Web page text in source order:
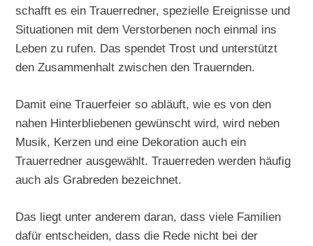
schafft es ein Trauerredner, spezielle Ereignisse und
Situationen mit dem Verstorbenen noch einmal ins
Leben zu rufen. Das spendet Trost und unterstützt
den Zusammenhalt zwischen den Trauernden.
Damit eine Trauerfeier so abläuft, wie es von den
nahen Hinterbliebenen gewünscht wird, wird neben
Musik, Kerzen und eine Dekoration auch ein
Trauerredner ausgewählt. Trauerreden werden häufig
auch als Grabreden bezeichnet.
Das liegt unter anderem daran, dass viele Familien
dafür entscheiden, dass die Rede nicht bei der